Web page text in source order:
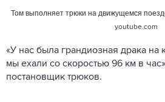
Том выполняет трюки на движущемся
youtube.com
«У нас была грандиозная драка на
мы ехали со скоростью 96 км в
постановщик трюков.